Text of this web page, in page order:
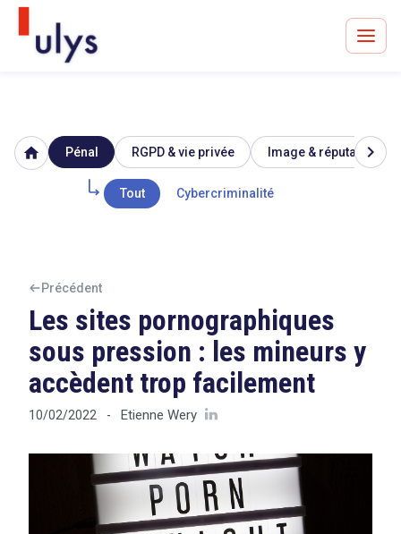
Avocats à Paris & Bruxelles
Leader en droit de l'innovation depuis 30 ans
Tout sur le RGPD
Tout sur le droit de l'innovation
home Pénal RGPD & vie privée Image & réputation
Tout Cybercriminalité
chevron_right
Précédent
Les sites pornographiques
sous pression : les mineurs y
accèdent trop facilement
10/02/2022 - Etienne Wery